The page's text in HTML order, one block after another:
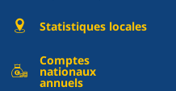
Statistiques locales
Comptes
nationaux
annuels